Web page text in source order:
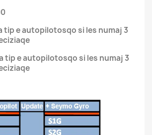
tip e autopilotosqo si les numaj 3
tip e autopilotosqo si les numaj 3